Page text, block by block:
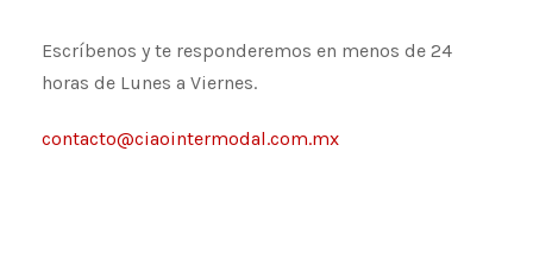
Escríbenos y te responderemos en menos de 24
horas de Lunes a Viernes.
contacto@ciaointermodal.com.mx